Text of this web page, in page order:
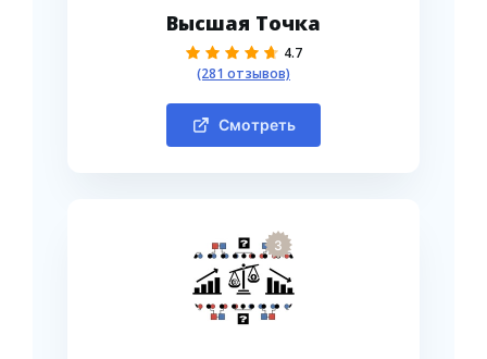
Высшая Точка
4.7
(281 отзывов)
Смотреть
3